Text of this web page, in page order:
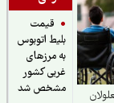
قیمت
بلیط اتوبوس
به مرزهای
غربی کشور
مشخص شد